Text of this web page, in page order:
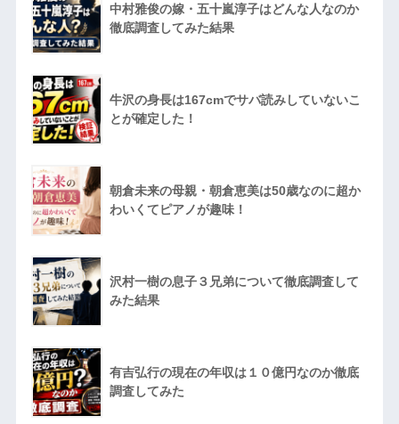
中村雅俊の嫁・五十嵐淳子はどんな人なのか
徹底調査してみた結果
牛沢の身長は167cmでサバ読みしていないこ
とが確定した！
朝倉未来の母親・朝倉恵美は50歳なのに超か
わいくてピアノが趣味！
沢村一樹の息子３兄弟について徹底調査して
みた結果
有吉弘行の現在の年収は１０億円なのか徹底
調査してみた